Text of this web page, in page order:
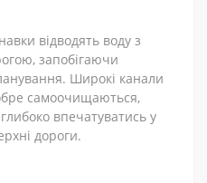
відводять воду з
запобігаючи
Широкі канали
самоочищаються,
впечатуватись у
дороги.